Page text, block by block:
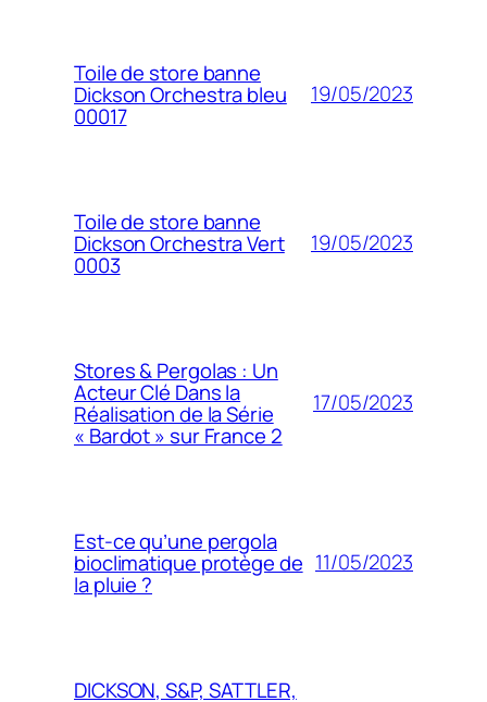
Toile de store banne
Dickson Orchestra bleu
00017
19/05/2023
Toile de store banne
Dickson Orchestra Vert
0003
19/05/2023
Stores & Pergolas : Un
Acteur Clé Dans la
Réalisation de la Série
« Bardot » sur France 2
17/05/2023
Est-ce qu’une pergola
bioclimatique protège de
la pluie ?
11/05/2023
DICKSON, S&P, SATTLER,